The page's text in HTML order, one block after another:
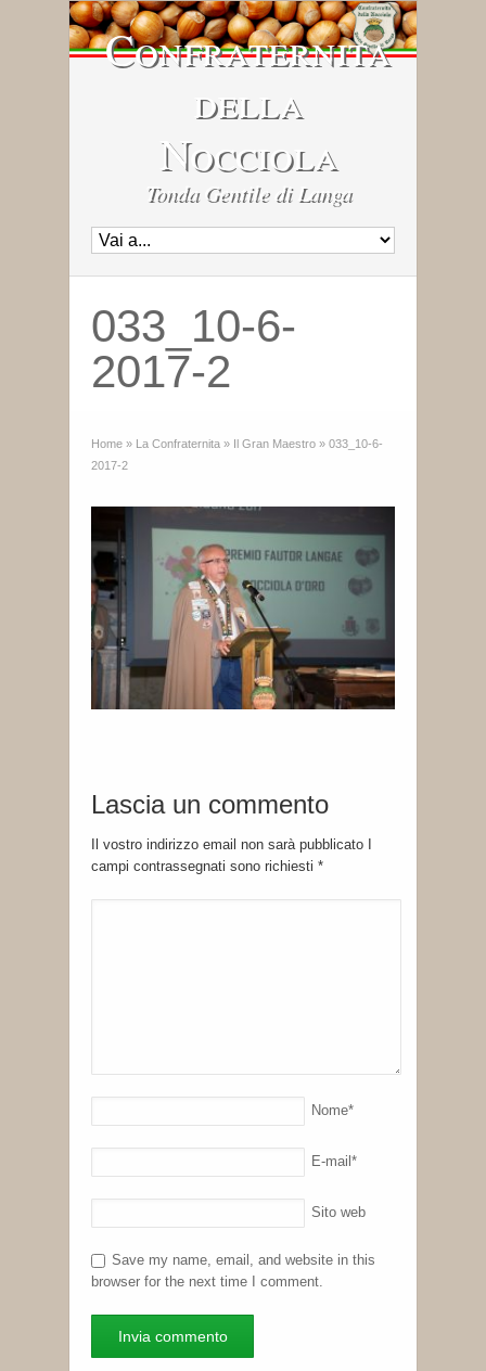
Confraternita
della
Nocciola
Tonda Gentile di Langa
033_10-6-
2017-2
Home » La Confraternita » Il Gran Maestro » 033_10-6-
2017-2
Lascia un commento
Il vostro indirizzo email non sarà pubblicato I
campi contrassegnati sono richiesti *
Nome*
E-mail *
Sito web
Save my name, email, and website in this
browser for the next time I comment.